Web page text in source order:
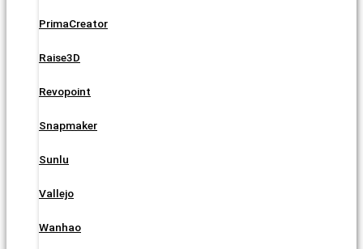
PrimaCreator
Raise3D
Revopoint
Snapmaker
Sunlu
Vallejo
Wanhao